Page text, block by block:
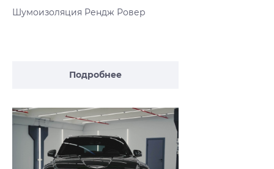
Шумоизоляция Рендж Ровер
Подробнее